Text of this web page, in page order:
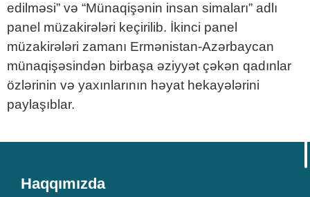
edilməsi” və “Münaqişənin insan simaları” adlı
panel müzakirələri keçirilib. İkinci panel
müzakirələri zamanı Ermənistan-Azərbaycan
münaqişəsindən birbaşa əziyyət çəkən qadınlar
özlərinin və yaxınlarının həyat hekayələrini
paylaşıblar.
Haqqımızda